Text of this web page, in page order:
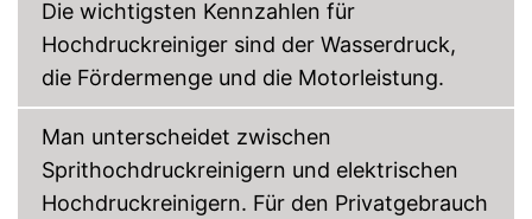
Zusätzliche Lanze
Schaumsprüher
Netzkabel
Verbindungsschlauch
Die wichtigsten Kennzahlen für
Hochdruckreiniger sind der Wasserdruck,
die Fördermenge und die Motorleistung.
Man unterscheidet zwischen
Sprithochdruckreinigern und elektrischen
Hochdruckreinigern. Für den Privatgebrauch